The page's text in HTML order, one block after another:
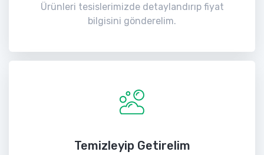
Ürünleri tesislerimizde detaylandırıp fiyat
bilgisini gönderelim.
Temizleyip Getirelim